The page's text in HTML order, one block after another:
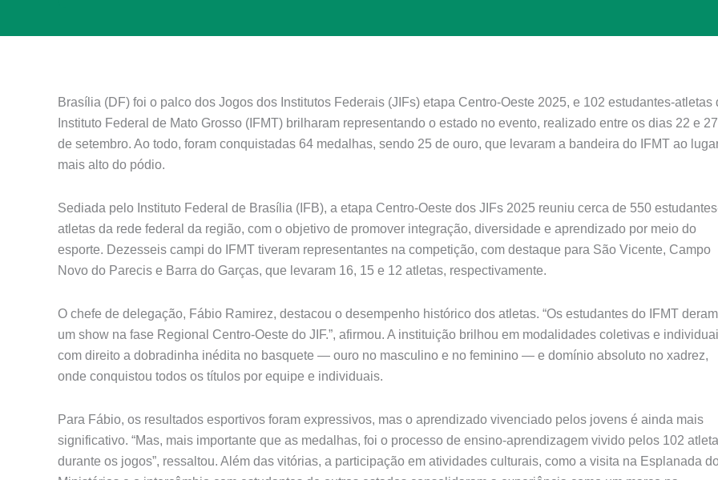
Brasília (DF) foi o palco dos Jogos dos Institutos Federais (JIFs) etapa Centro-Oeste 2025, e 102 estudantes-atletas
Instituto Federal de Mato Grosso (IFMT) brilharam representando o estado no evento, realizado entre os dias 22 e 27
de setembro. Ao todo, foram conquistadas 64 medalhas, sendo 25 de ouro, que levaram a bandeira do IFMT ao
mais alto do pódio.
Sediada pelo Instituto Federal de Brasília (IFB), a etapa Centro-Oeste dos JIFs 2025 reuniu cerca de 550
atletas da rede federal da região, com o objetivo de promover integração, diversidade e aprendizado por meio do
esporte. Dezesseis campi do IFMT tiveram representantes na competição, com destaque para São Vicente, Campo
Novo do Parecis e Barra do Garças, que levaram 16, 15 e 12 atletas, respectivamente.
O chefe de delegação, Fábio Ramirez, destacou o desempenho histórico dos atletas. “Os estudantes do IFMT deram
um show na fase Regional Centro-Oeste do JIF.”, afirmou. A instituição brilhou em modalidades coletivas e
com direito a dobradinha inédita no basquete — ouro no masculino e no feminino — e domínio absoluto no xadrez,
onde conquistou todos os títulos por equipe e individuais.
Para Fábio, os resultados esportivos foram expressivos, mas o aprendizado vivenciado pelos jovens é ainda mais
significativo. “Mas, mais importante que as medalhas, foi o processo de ensino-aprendizagem vivido pelos 102
durante os jogos”, ressaltou. Além das vitórias, a participação em atividades culturais, como a visita na Esplanada